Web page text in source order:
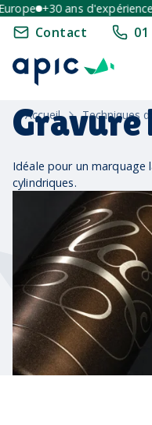
+30 ans d'expérience
Contact
Accueil Techniques
Gravure
Idéale pour un marquage
cylindriques.